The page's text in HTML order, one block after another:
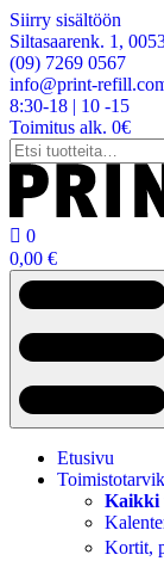
Siirry sisältöön
Siltasaarenk. 1,
(09) 7269 0567
info@print-
8:30-18 | 10 -15
Toimitus alk. 0€
Etsi:
 0
0,00 €
Etusivu
Kaikki
Kortit,